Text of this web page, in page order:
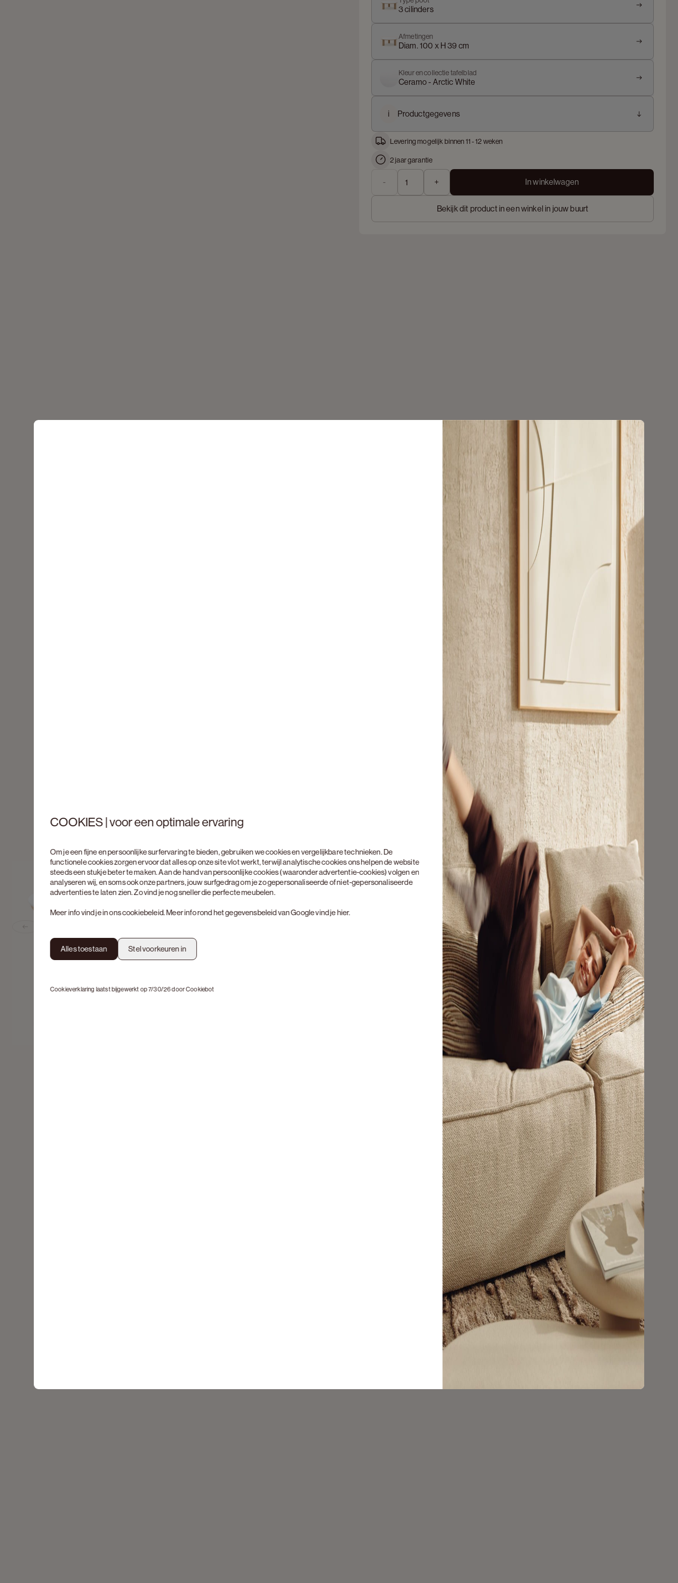
COOKIES | voor een optimale ervaring
Om je een fijne en persoonlijke surfervaring te bieden, gebruiken we cookies en vergelijkbare technieken. De
functionele cookies zorgen ervoor dat alles op onze site vlot werkt, terwijl analytische cookies ons helpen de website
steeds een stukje beter te maken. Aan de hand van persoonlijke cookies (waaronder advertentie-cookies) volgen en
analyseren wij, en soms ook onze partners, jouw surfgedrag om je zo gepersonaliseerde of niet-gepersonaliseerde
advertenties te laten zien. Zo vind je nog sneller die perfecte meubelen.
Meer info vind je in onscookiebeleid. Meer info rond het gegevensbeleid van Google vind jehier.
Alles toestaan Stel voorkeuren in
Cookieverklaring laatst bijgewerkt op 7/30/26 doorCookiebot
3 cilinders
Afmetingen
Diam. 100 x H 39 cm
Kleur en collectie tafelblad
Ceramo - Arctic White
i Productgegevens
Levering mogelijk binnen 11 - 12 weken
2 jaar garantie
- + In winkelwagen
Bekijk dit product in een winkel in jouw buurt